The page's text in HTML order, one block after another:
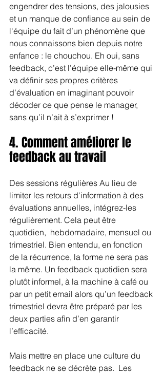
engendrer des tensions, des jalousies
et un manque de confiance au sein de
l'équipe du fait d’un phénomène que
nous connaissons bien depuis notre
enfance : le chouchou. Eh oui, sans
feedback, c’est l’équipe elle-même qui
va définir ses propres critères
d’évaluation en imaginant pouvoir
décoder ce que pense le manager,
sans qu’il n’ait à s’exprimer !
4. Comment améliorer le
feedback au travail
Des sessions régulières Au lieu de
limiter les retours d'information à des
évaluations annuelles, intégrez-les
régulièrement. Cela peut être
quotidien,  hebdomadaire, mensuel ou
trimestriel. Bien entendu, en fonction
de la récurrence, la forme ne sera pas
la même. Un feedback quotidien sera
plutôt informel, à la machine à café ou
par un petit email alors qu’un feedback
trimestriel devra être préparé par les
deux parties afin d’en garantir
l’efficacité.
Mais mettre en place une culture du
feedback ne se décrète pas.  Les